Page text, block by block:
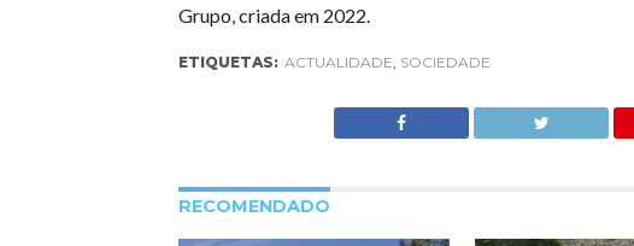
Grupo, criada em 2022.
ETIQUETAS: ACTUALIDADE, SOCIEDADE
RECOMENDADO